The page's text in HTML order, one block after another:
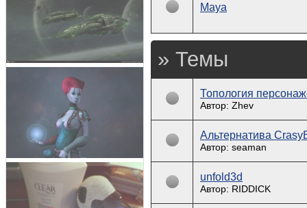
Maya
» Темы
Топология
Автор: Zhev
Альтернатива
Автор: seaman
unfold3d
Автор: RIDDICK